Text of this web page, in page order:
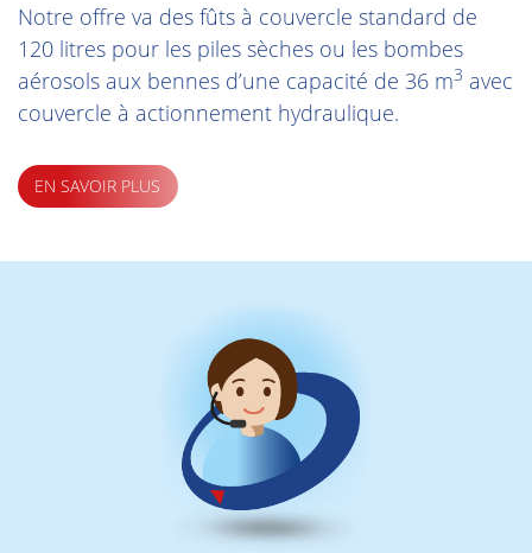
Notre offre va des fûts à couvercle standard de
120 litres pour les piles sèches ou les bombes
aérosols aux bennes d’une capacité de 36 m3 avec
couvercle à actionnement hydraulique.
EN SAVOIR PLUS